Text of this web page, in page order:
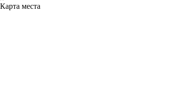
Карта места